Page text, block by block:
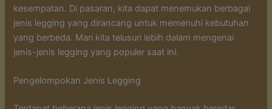
kesempatan. Di pasaran, kita dapat menemukan berbagai
jenis legging yang dirancang untuk memenuhi kebutuhan
yang berbeda. Mari kita telusuri lebih dalam mengenai
jenis-jenis legging yang populer saat ini.
Pengelompokan Jenis Legging